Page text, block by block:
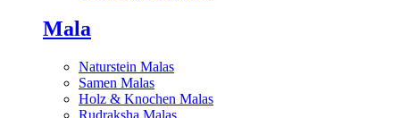
Mala
Naturstein Malas
Samen Malas
Holz & Knochen Malas
Rudraksha Malas